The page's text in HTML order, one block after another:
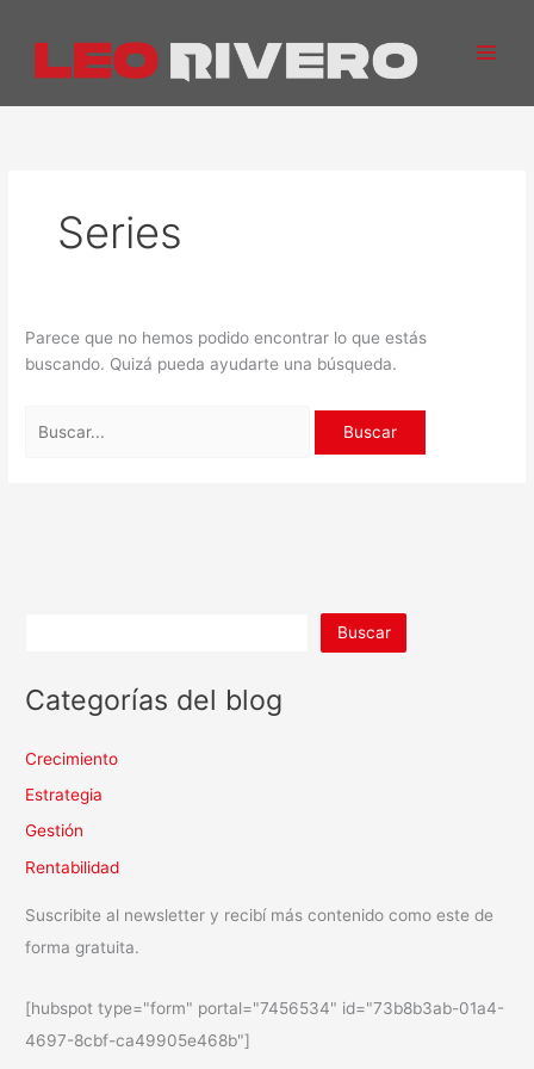
contenido
Series
Parece que no hemos podido encontrar lo que estás
buscando. Quizá pueda ayudarte una búsqueda.
Buscar
Categorías del blog
Crecimiento
Estrategia
Gestión
Rentabilidad
Suscribite al newsletter y recibí más contenido como este de
forma gratuita.
[hubspot type="form" portal="7456534" id="73b8b3ab-01a4-
4697-8cbf-ca49905e468b"]